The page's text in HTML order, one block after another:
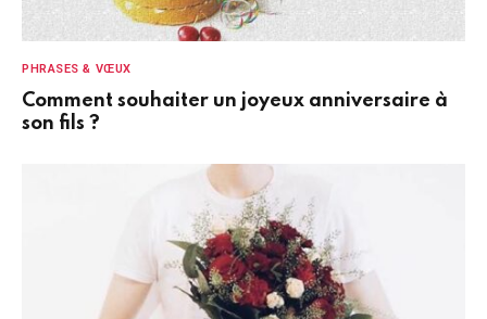
PHRASES & VŒUX
Comment souhaiter un joyeux anniversaire à
son fils ?